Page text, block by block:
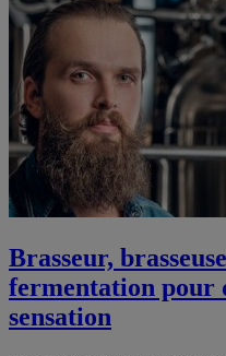
Brasseur,
fermentation pour
sensation